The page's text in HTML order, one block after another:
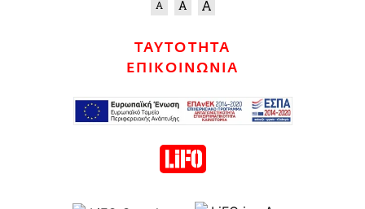
ΤΑΥΤΟΤΗΤΑ
ΕΠΙΚΟΙΝΩΝΙΑ